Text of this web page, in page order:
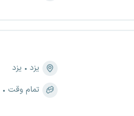
یزد
یزد
تمام وقت